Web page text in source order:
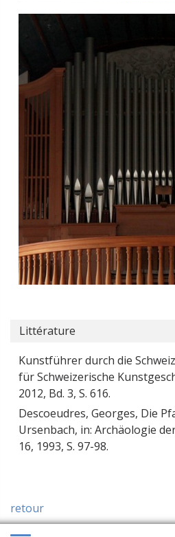
Littérature
Kunstführer durch die
für Schweizerische
2012, Bd. 3, S. 616.
Descoeudres, Georges, Die
Ursenbach, in: Archäologie
16, 1993, S. 97-98.
retour